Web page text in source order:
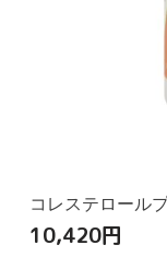
コレステロール
10,420円